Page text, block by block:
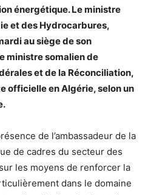
énergétique. Le ministre
et des Hydrocarbures,
au siège de son
ministre somalien de
et de la Réconciliation,
officielle en Algérie, selon un
de l’ambassadeur de la
de cadres du secteur des
les moyens de renforcer la
dans le domaine